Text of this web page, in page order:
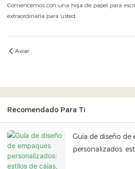
Comencemos con una hoja de papel para
extraordinaria para usted.
Aviar
Recomendado Para Ti
Guía de diseño de
personalizados: